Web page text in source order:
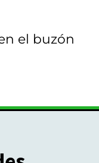
el buzón